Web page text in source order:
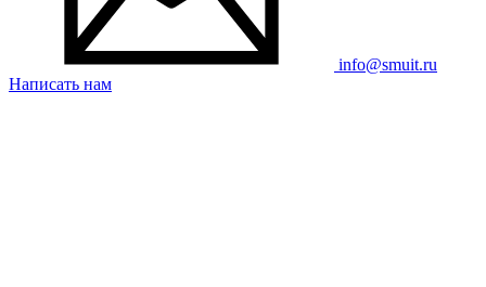
info@smuit.ru
Написать нам